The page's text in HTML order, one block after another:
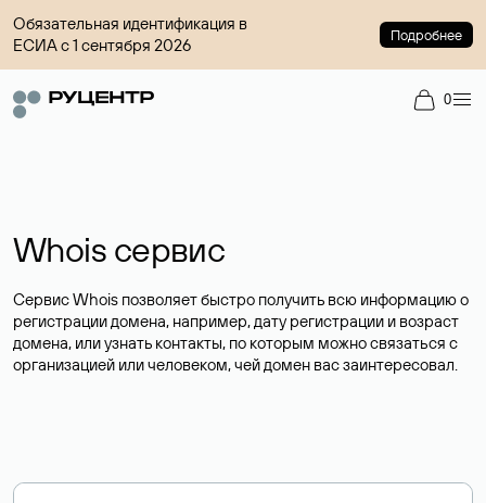
Обязательная идентификация в
ЕСИА с 1 сентября 2026
Подробнее
0
Whois сервис
Сервис Whois позволяет быстро получить всю информацию о
регистрации домена, например, дату регистрации и возраст
домена, или узнать контакты, по которым можно связаться с
организацией или человеком, чей домен вас заинтересовал.